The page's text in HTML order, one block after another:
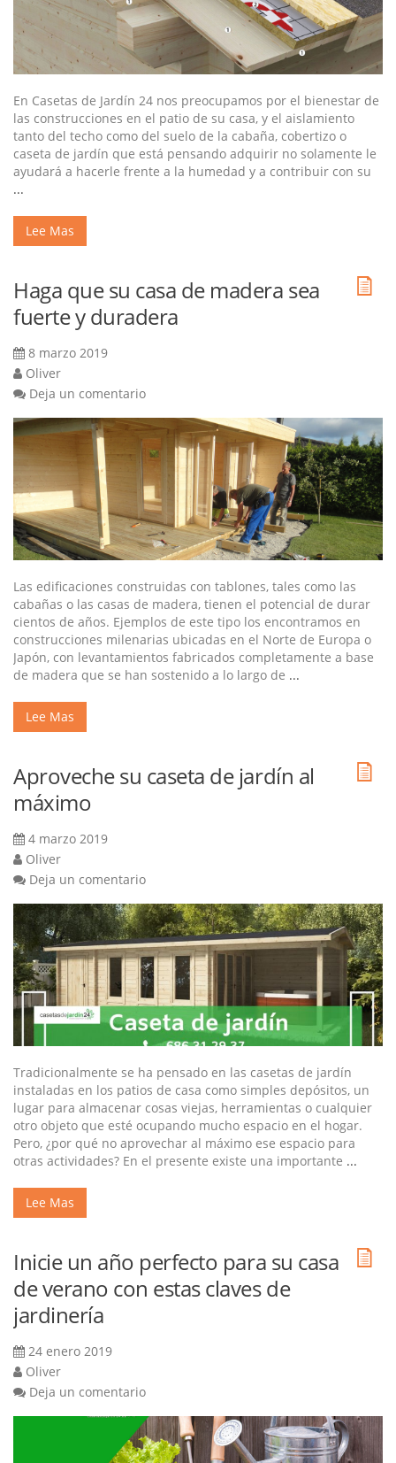
En Casetas de Jardín 24 nos preocupamos por el bienestar de
las construcciones en el patio de su casa, y el aislamiento
tanto del techo como del suelo de la cabaña, cobertizo o
caseta de jardín que está pensando adquirir no solamente le
ayudará a hacerle frente a la humedad y a contribuir con su
...
Lee Mas
Haga que su casa de madera sea
fuerte y duradera
8 marzo 2019
Oliver
Deja un comentario
Las edificaciones construidas con tablones, tales como las
cabañas o las casas de madera, tienen el potencial de durar
cientos de años. Ejemplos de este tipo los encontramos en
construcciones milenarias ubicadas en el Norte de Europa o
Japón, con levantamientos fabricados completamente a base
de madera que se han sostenido a lo largo de ...
Lee Mas
Aproveche su caseta de jardín al
máximo
4 marzo 2019
Oliver
Deja un comentario
Tradicionalmente se ha pensado en las casetas de jardín
instaladas en los patios de casa como simples depósitos, un
lugar para almacenar cosas viejas, herramientas o cualquier
otro objeto que esté ocupando mucho espacio en el hogar.
Pero, ¿por qué no aprovechar al máximo ese espacio para
otras actividades? En el presente existe una importante ...
Lee Mas
Inicie un año perfecto para su casa
de verano con estas claves de
jardinería
24 enero 2019
Oliver
Deja un comentario